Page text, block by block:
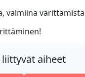
valmiina
aiheet